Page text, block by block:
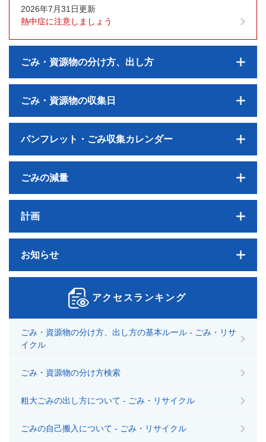
2026年7月31日更新
熱中症に注意しましょう
ごみ・資源物の分け方、出し方
ごみ・資源物の収集日
パンフレット・ごみ収集カレンダー
ごみの減量
計画
お知らせ
アクセスランキング
ごみ・資源物の分け方、出し方の基本ルール - ごみ・リサ
イクル
ごみ・資源物の分け方検索
粗大ごみの出し方について - ごみ・リサイクル
ごみの自己搬入について - ごみ・リサイクル